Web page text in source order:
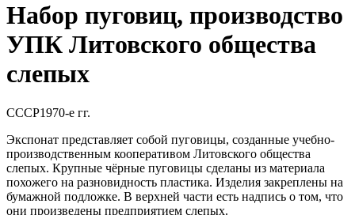
Набор пуговиц, производство
УПК Литовского общества
слепых
СССР1970-е гг.
Экспонат представляет собой пуговицы, созданные учебно-
производственным кооперативом Литовского общества
слепых. Крупные чёрные пуговицы сделаны из материала
похожего на разновидность пластика. Изделия закреплены на
бумажной подложке. В верхней части есть надпись о том, что
они произведены предприятием слепых.